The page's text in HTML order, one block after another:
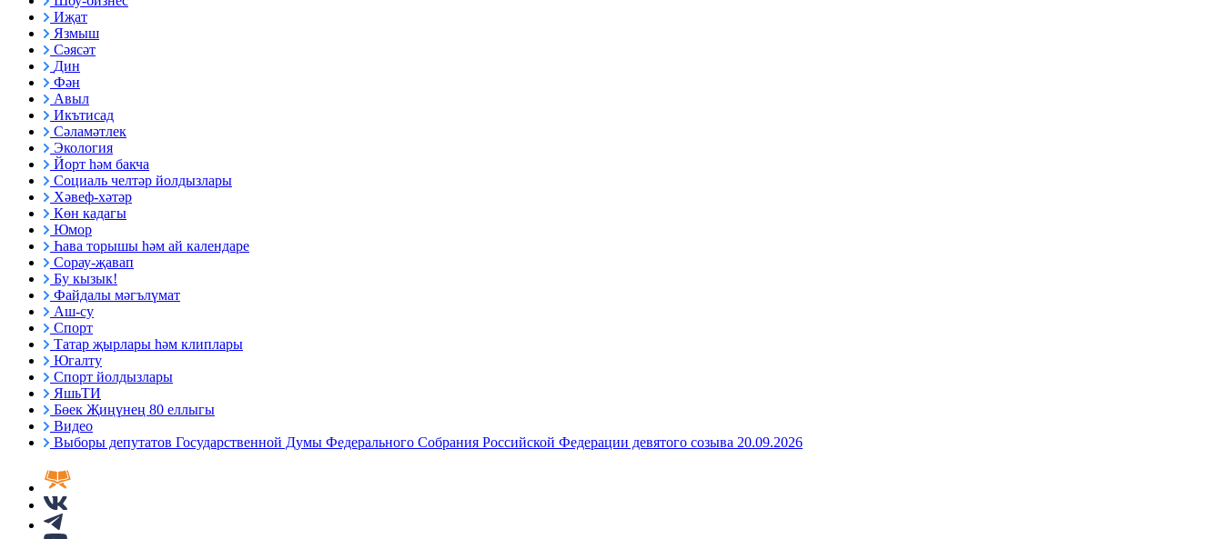
Иҗат
Язмыш
Сәясәт
Дин
Фән
Авыл
Икътисад
Сәламәтлек
Экология
Йорт һәм бакча
Социаль челтәр йолдызлары
Хәвеф-хәтәр
Көн кадагы
Юмор
Һава торышы һәм ай календаре
Сорау-җавап
Бу кызык!
Файдалы мәгълүмат
Аш-су
Спорт
Татар җырлары һәм клиплары
Югалту
Спорт йолдызлары
ЯшьТИ
Бөек Җиңүнең 80 еллыгы
Видео
Выборы депутатов Государственной Думы Федерального Собрания Российской Федерации девятого созыва 20.09.2026